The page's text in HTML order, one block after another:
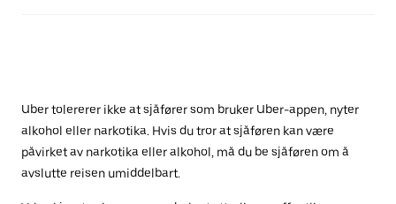
Uber tolererer ikke at sjåfører som bruker Uber-appen, nyter
alkohol eller narkotika. Hvis du tror at sjåføren kan være
påvirket av narkotika eller alkohol, må du be sjåføren om å
avslutte reisen umiddelbart.